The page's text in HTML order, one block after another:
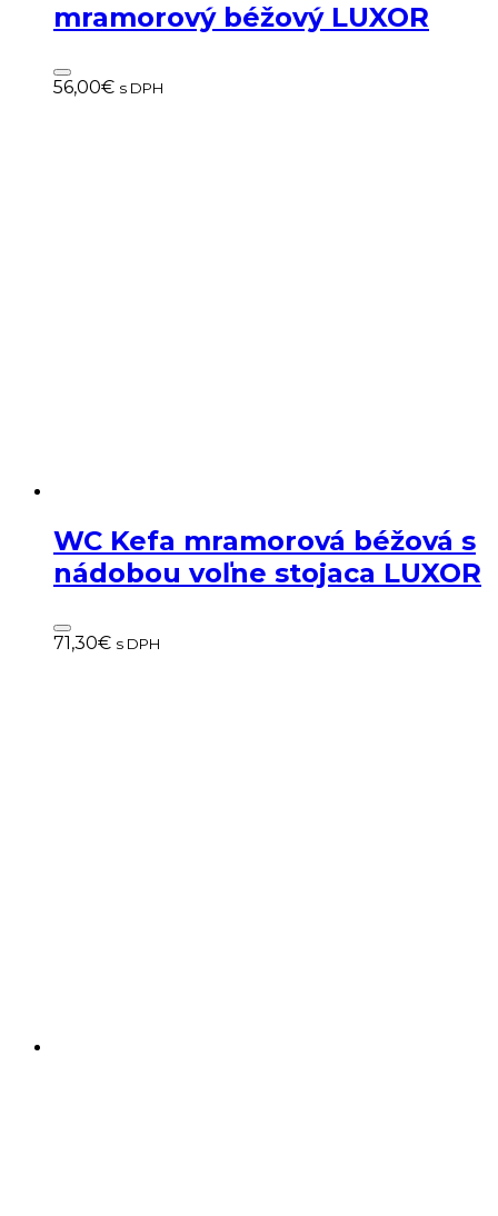
mramorový béžový LUXOR
56,00€ s DPH
WC Kefa mramorová béžová s
nádobou voľne stojaca LUXOR
71,30€ s DPH